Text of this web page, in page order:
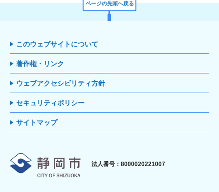
ページの先頭へ戻る
このウェブサイトについて
著作権・リンク
ウェブアクセシビリティ方針
セキュリティポリシー
サイトマップ
静岡市
法人番号：8000020221007